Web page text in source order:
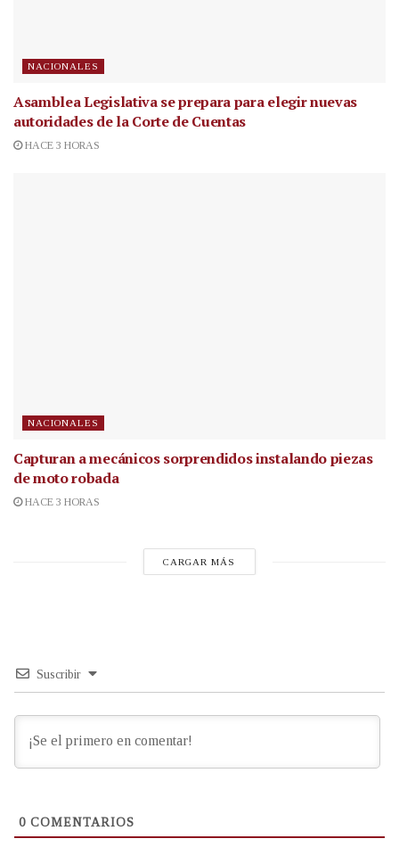
NACIONALES
Asamblea Legislativa se prepara para elegir nuevas
autoridades de la Corte de Cuentas
HACE 3 HORAS
NACIONALES
Capturan a mecánicos sorprendidos instalando piezas
de moto robada
HACE 3 HORAS
CARGAR MÁS
Suscribir
0 COMENTARIOS